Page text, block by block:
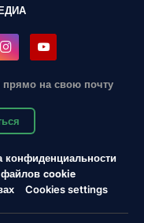
прямо на свою почту
конфиденциальности
cookie
Cookies settings